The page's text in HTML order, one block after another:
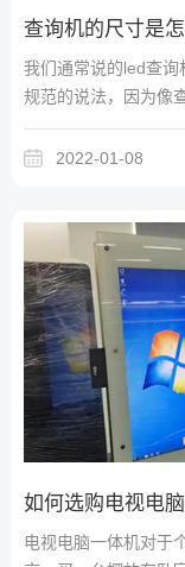
查询机的尺寸是怎
我们通常说的led查
规范的说法，因为像
触摸查询机等几大款
分。因此，触摸查询
2022-01-08
如何选购电视电
电视电脑一体机对于